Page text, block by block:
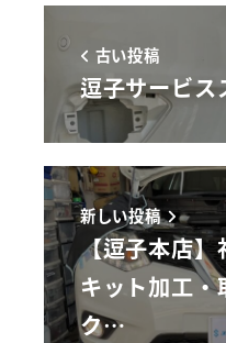
古い投稿
逗子サービ
新しい投稿
【逗子本店】
キット加工
ク…